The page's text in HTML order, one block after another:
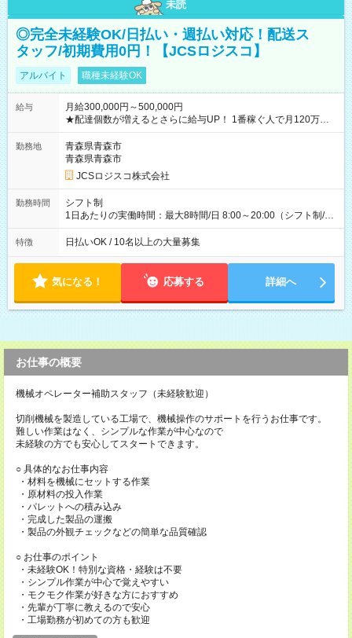
未読
◎完全未経験OK/日払い・週払い対応！配送ス
タッフ/初期費用0円！【JCSロジスコ】
アルバイト 職種未経験OK
給与
月給300,000円～500,000円
★配達個数が増えるとさらに給与UP！ 1番稼ぐ人で月120万ほ
ど！ ・主要都市エリア 月収55万円／週5日稼働 月収65万~112
万円／週6日稼働 ・地方郊外エリア 月収40万円／週5日稼働 月
収40万円~50万円／週6日稼働 ＜モデルイメージ＞ ■月収50万
円 (27歳男性/江東区在住)※元建築関係 1日150個配達×25日勤務
(日休み) ■月収80万円(43歳男性/墨田区在住)※元営業 1日200個
勤務地
青森県青森市
青森県青森市
JCSロジスコ株式会社
勤務時間
シフト制
1日あたりの実働時間：最大8時間/日 8:00～20:00（シフト制/実
働8時間） ※週5日勤務（場所次第では週4も有り） ※配達状況
によって時間外での勤務可能性有り ※案件により多少の前後あ
特徴 日払いOK / 10名以上の大量募集
気になる！ 応募する 詳細へ
お仕事の概要
機械オペレーター補助スタッフ（未経験歓迎）
切削機械を製造している工場で、機械操作のサポートを行うお仕事です。
難しい作業はなく、シンプルな作業が中心なので
未経験の方でも安心してスタートできます。
○ 具体的なお仕事内容
・材料を機械にセットする作業
・原材料の投入作業
・パレットへの積み込み
・完成した製品の運搬
・製品の外観チェックなどの簡単な品質確認
○ お仕事のポイント
・未経験OK！特別な資格・経験は不要
・シンプル作業が中心で覚えやすい
・モクモク作業が好きな方におすすめ
・先輩が丁寧に教えるので安心
・工場勤務が初めての方も歓迎